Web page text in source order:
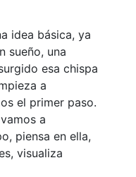
idea básica, ya
sueño, una
esa chispa
a
el primer paso.
a
piensa en ella,
visualiza